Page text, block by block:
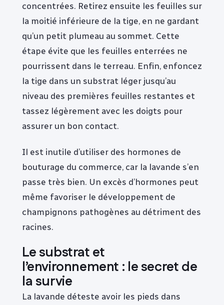
concentrées. Retirez ensuite les feuilles sur
la moitié inférieure de la tige, en ne gardant
qu’un petit plumeau au sommet. Cette
étape évite que les feuilles enterrées ne
pourrissent dans le terreau. Enfin, enfoncez
la tige dans un substrat léger jusqu’au
niveau des premières feuilles restantes et
tassez légèrement avec les doigts pour
assurer un bon contact.
Il est inutile d’utiliser des hormones de
bouturage du commerce, car la lavande s’en
passe très bien. Un excès d’hormones peut
même favoriser le développement de
champignons pathogènes au détriment des
racines.
Le substrat et
l’environnement : le secret de
la survie
La lavande déteste avoir les pieds dans